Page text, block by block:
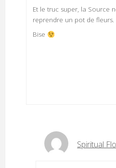
Et le truc super, la Source
reprendre un pot de fleurs.
Bise
Spiritual